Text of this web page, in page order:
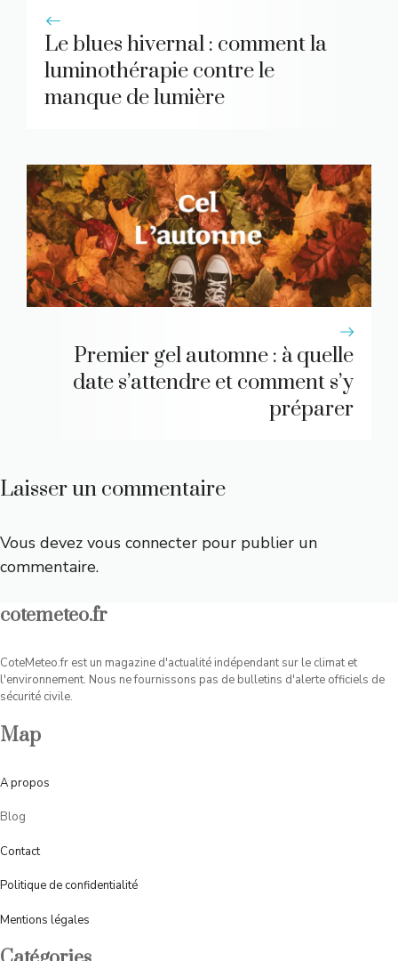
Le blues hivernal : comment la
luminothérapie contre le
manque de lumière
Premier gel automne : à quelle
date s’attendre et comment s’y
préparer
Laisser un commentaire
Vous devez vous connecter pour publier un
commentaire.
cotemeteo.fr
CoteMeteo.fr est un magazine d'actualité indépendant sur le climat et
l'environnement. Nous ne fournissons pas de bulletins d'alerte officiels de
sécurité civile.
Map
Apropos
Blog
Contact
Politique de confidentialité
Mentions légales